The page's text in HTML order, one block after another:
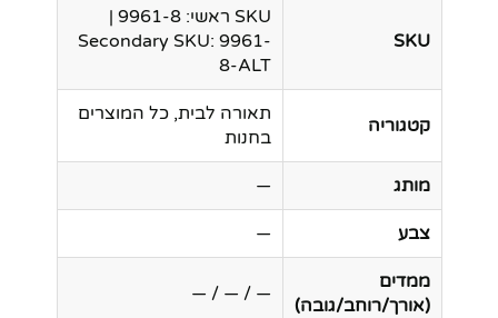
SKU
SKU ראשי: 9961-8 |
Secondary SKU: 9961-
8-ALT
קטגוריה
תאורה לבית, כל המוצרים
בחנות
מותג —
צבע —
ממדים
(אורך/רוחב/גובה)
— / — / —